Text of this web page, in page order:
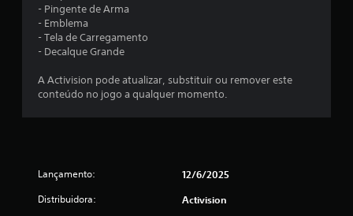
e
7
- Pingente de Arma
- Emblema
- Tela de Carregamento
- Decalque Grande
A Activision pode atualizar, substituir ou remover este
conteúdo no jogo a qualquer momento.
Lançamento: 12/6/2025
Distribuidora: Activision